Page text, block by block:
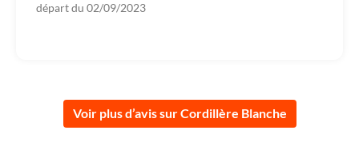
départ du 02/09/2023
Voir plus d’avis sur Cordillère Blanche